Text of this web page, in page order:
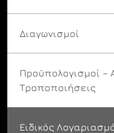
Διαγωνισμοί
Προϋπολογισμοί –
Τροποποιήσεις
Ειδικός